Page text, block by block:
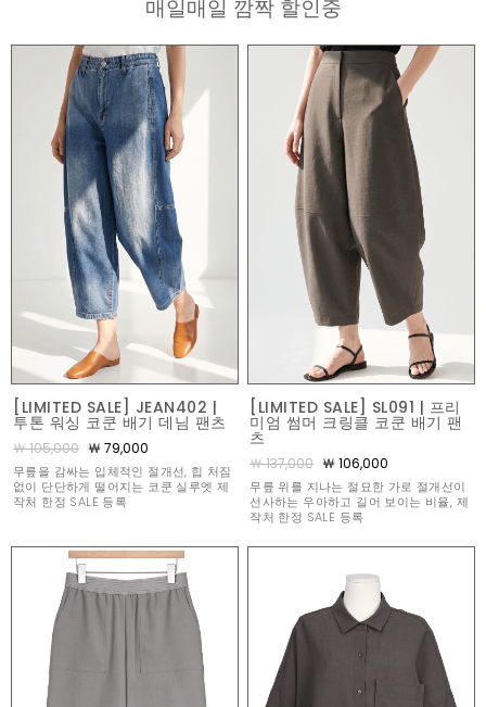
매일매일 깜짝 할인중
[LIMITED SALE] JEAN402 |
투톤 워싱 코쿤 배기 데님 팬츠
￦ 105,000 ￦ 79,000
무릎을 감싸는 입체적인 절개선, 힙 처짐
없이 단단하게 떨어지는 코쿤 실루엣 제
작처 한정 SALE 등록
[LIMITED SALE] SL091 | 프리
미엄 썸머 크링클 코쿤 배기 팬
츠
￦ 137,000 ￦ 106,000
무릎 위를 지나는 절묘한 가로 절개선이
선사하는 우아하고 길어 보이는 비율, 제
작처 한정 SALE 등록